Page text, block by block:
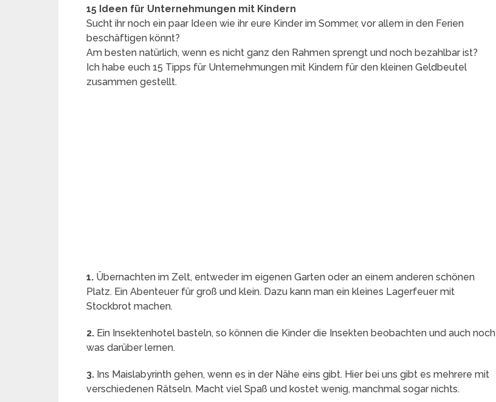
15 Ideen für Unternehmungen mit Kindern
Sucht ihr noch ein paar Ideen wie ihr eure Kinder im Sommer, vor allem in den Ferien
beschäftigen könnt?
Am besten natürlich, wenn es nicht ganz den Rahmen sprengt und noch bezahlbar ist?
Ich habe euch 15 Tipps für Unternehmungen mit Kindern für den kleinen Geldbeutel
zusammen gestellt.
1. Übernachten im Zelt, entweder im eigenen Garten oder an einem anderen schönen
Platz. Ein Abenteuer für groß und klein. Dazu kann man ein kleines Lagerfeuer mit
Stockbrot machen.
2. Ein Insektenhotel basteln, so können die Kinder die Insekten beobachten und auch noch
was darüber lernen.
3. Ins Maislabyrinth gehen, wenn es in der Nähe eins gibt. Hier bei uns gibt es mehrere mit
verschiedenen Rätseln. Macht viel Spaß und kostet wenig, manchmal sogar nichts.